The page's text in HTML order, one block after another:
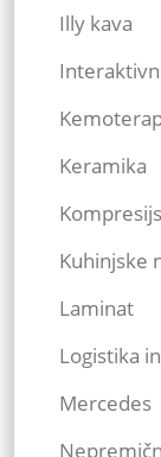
Illy kava
Keramika
Kuhinjske
Laminat
Logistika
Mercedes